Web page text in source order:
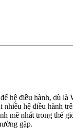
hệ điều hành, dù là
hệ điều hành
mẽ nhất trong thế
gặp.